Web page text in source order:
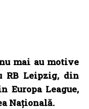
mai au motive
RB Leipzig, din
Europa League,
Națională.